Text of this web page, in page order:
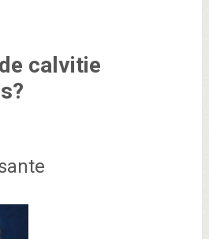
calvitie